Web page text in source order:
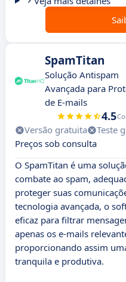
SpamTitan
Solução Antispam
Avançada para
de E-mails
4.5
Versão gratuita Teste
Preços sob consulta
O SpamTitan é uma
combate ao spam,
proteger suas
tecnologia avançada, o
eficaz para filtrar
apenas os e-mails
proporcionando assim
tranquila e produtiva.